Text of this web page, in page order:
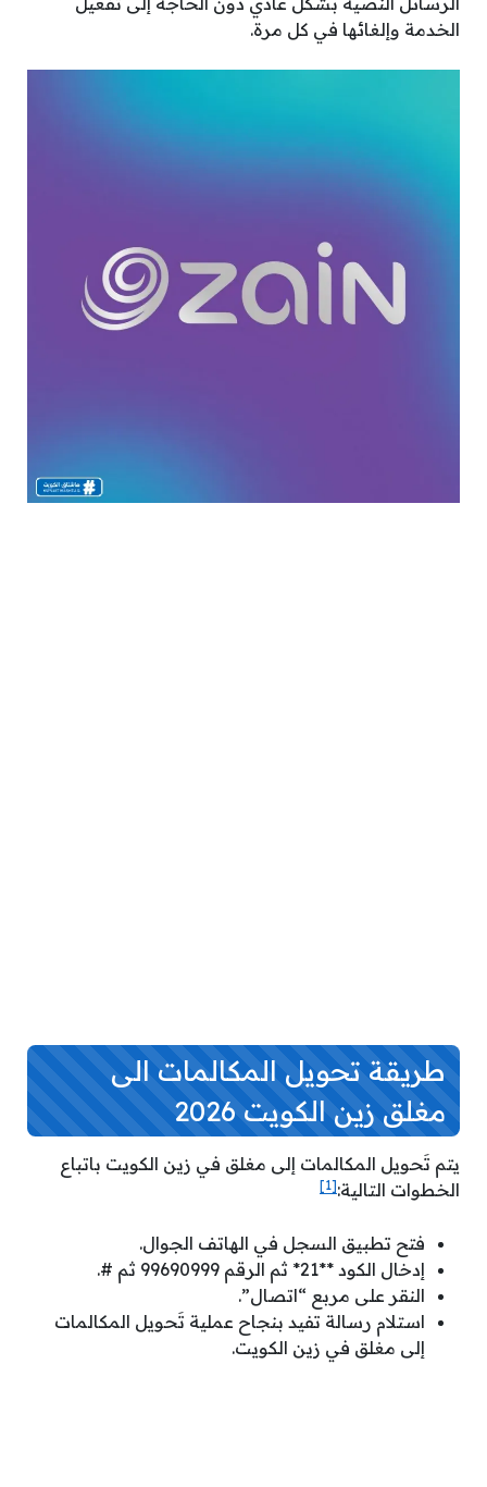
الخدمة وإلغائها في كل مرة.
طريقة تحويل المكالمات الى
مغلق زين الكويت 2026
يتم تَحويل المكالمات إلى مغلق في زين الكويت باتباع
الخطوات التالية:[1]
فتح تطبيق السجل في الهاتف الجوال.
إدخال الكود **21* ثم الرقم
99690999 ثم #.
النقر على مربع “اتصال”.
استلام رسالة تفيد بنجاح عملية تَحويل المكالمات
إلى مغلق في زين الكويت.